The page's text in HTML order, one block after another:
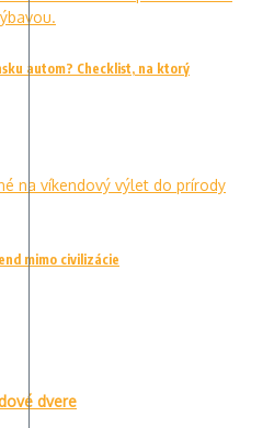
autom? Checklist, na ktorý
mimo civilizácie
dvere